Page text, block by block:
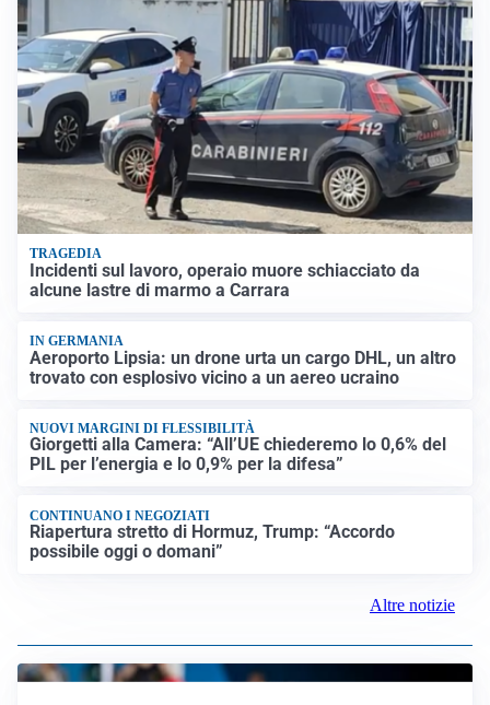
TRAGEDIA
Incidenti sul lavoro, operaio muore schiacciato da
alcune lastre di marmo a Carrara
IN GERMANIA
Aeroporto Lipsia: un drone urta un cargo DHL, un altro
trovato con esplosivo vicino a un aereo ucraino
NUOVI MARGINI DI FLESSIBILITÀ
Giorgetti alla Camera: “All’UE chiederemo lo 0,6% del
PIL per l’energia e lo 0,9% per la difesa”
CONTINUANO I NEGOZIATI
Riapertura stretto di Hormuz, Trump: “Accordo
possibile oggi o domani”
Altre notizie